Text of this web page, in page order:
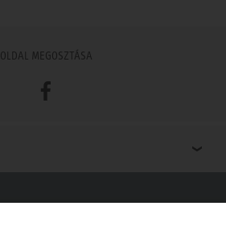
OLDAL MEGOSZTÁSA
Facebook